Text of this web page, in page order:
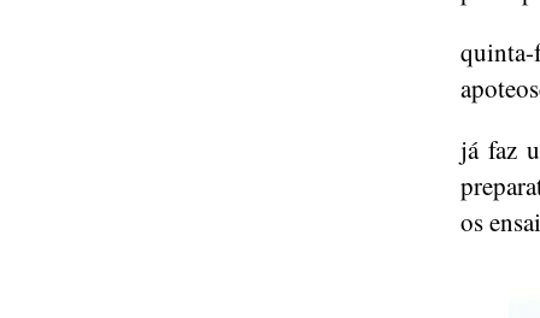
quinta-
já faz
os